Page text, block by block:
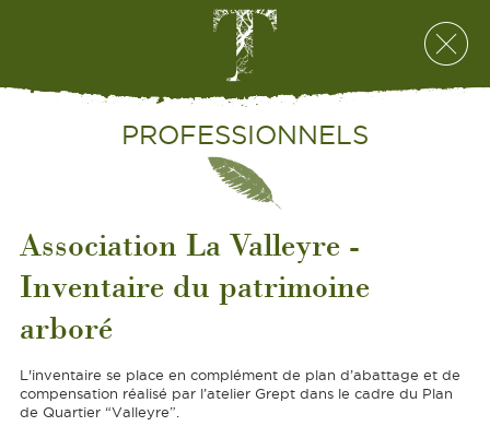
PROFESSIONNELS
Association La Valleyre -
Inventaire du patrimoine
arboré
L'inventaire se place en complément de plan d’abattage et de
compensation réalisé par l’atelier Grept dans le cadre du Plan
de Quartier “Valleyre”.